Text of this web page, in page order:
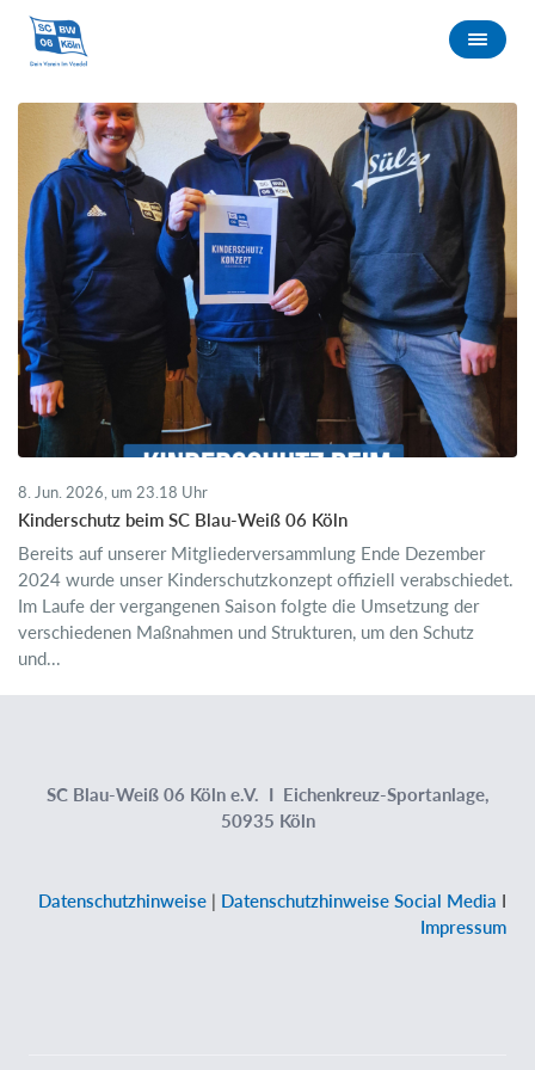
8. Jun. 2026, um 23.18 Uhr
Kinderschutz beim SC Blau-Weiß 06 Köln
Bereits auf unserer Mitgliederversammlung Ende Dezember
2024 wurde unser Kinderschutzkonzept offiziell verabschiedet.
Im Laufe der vergangenen Saison folgte die Umsetzung der
verschiedenen Maßnahmen und Strukturen, um den Schutz
und...
SC Blau-Weiß 06 Köln e.V. I Eichenkreuz-Sportanlage,
50935 Köln
Datenschutzhinweise | Datenschutzhinweise Social Media I
Impressum